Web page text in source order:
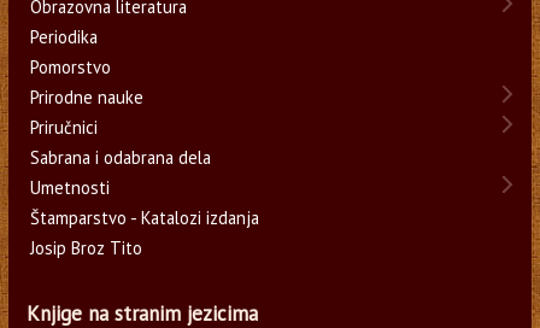
Obrazovna literatura
Periodika
Pomorstvo
Prirodne nauke
Priručnici
Sabrana i odabrana dela
Umetnosti
Štamparstvo - Katalozi izdanja
Josip Broz Tito
Knjige na stranim jezicima